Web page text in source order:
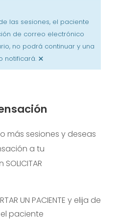
las sesiones, el paciente
de correo electrónico
no podrá continuar y una
notificará. ×
más sesiones y deseas
a tu
UN PACIENTE y elija de
paciente